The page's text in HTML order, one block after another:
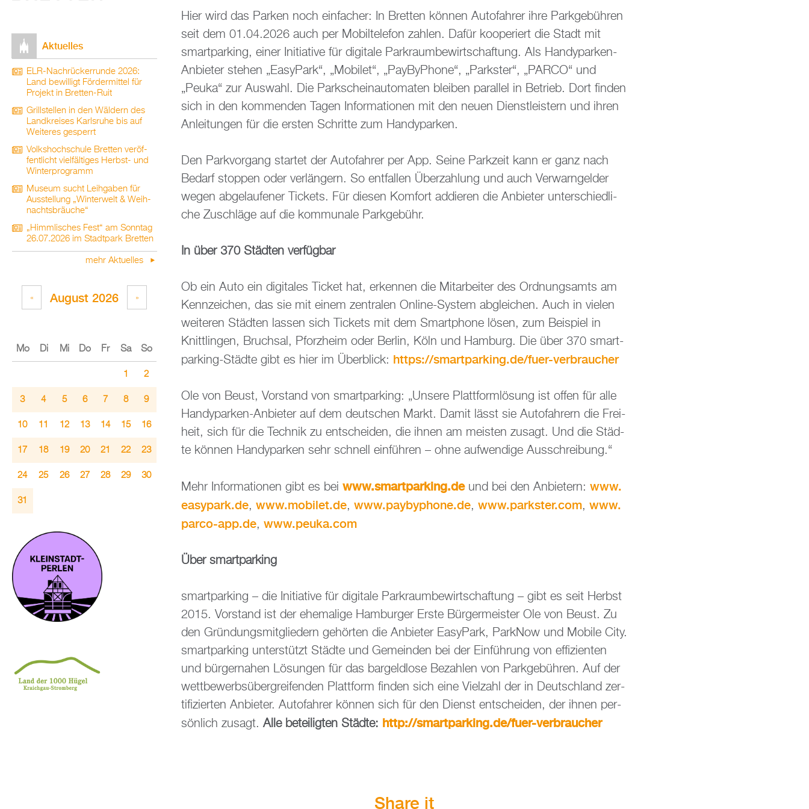
Hier wird das Par­ken noch ein­fa­cher: In Brett­en kön­nen Au­to­fah­rer ihre Park­ge­büh­ren
seit dem 01.04.2026 auch per Mo­bil­te­le­fon zah­len. Dafür ko­ope­riert die Stadt mit
smart­par­king, einer In­itia­ti­ve für di­gi­ta­le Park­raum­be­wirt­schaf­tung. Als Han­dy­par­ken-
An­bie­ter ste­hen „Ea­sy­Park“, „Mo­bi­let“, „Pa­y­By­Pho­ne“, „Parks­ter“, „PARCO“ und
„Peuka“ zur Aus­wahl. Die Park­schein­au­to­ma­ten blei­ben par­al­lel in Be­trieb. Dort fin­den
sich in den kom­men­den Tagen In­for­ma­tio­nen mit den neuen Dienst­leis­tern und ihren
An­lei­tun­gen für die ers­ten Schrit­te zum Han­dy­par­ken.
Den Park­vor­gang star­tet der Au­to­fah­rer per App. Seine Park­zeit kann er ganz nach
Be­darf stop­pen oder ver­län­gern. So ent­fal­len Über­zah­lung und auch Ver­warn­gel­der
wegen ab­ge­lau­fe­ner Ti­ckets. Für die­sen Kom­fort ad­die­ren die An­bie­ter un­ter­schied­li­
che Zu­schlä­ge auf die kom­mu­na­le Park­ge­bühr.
In über 370 Städ­ten ver­füg­bar
Ob ein Auto ein di­gi­ta­les Ti­cket hat, er­ken­nen die Mit­ar­bei­ter des Ord­nungs­amts am
Kenn­zei­chen, das sie mit einem zen­tra­len On­line-Sys­tem ab­glei­chen. Auch in vie­len
wei­te­ren Städ­ten las­sen sich Ti­ckets mit dem Smart­pho­ne lösen, zum Bei­spiel in
Knitt­lin­gen, Bruch­sal, Pforz­heim oder Ber­lin, Köln und Ham­burg. Die über 370 smart­
par­king-Städ­te gibt es hier im Über­blick: https://​sma​rtpa​rkin​g.​de/​fuer-​verbraucher
Ole von Beust, Vor­stand von smart­par­king: „Un­se­re Platt­form­lö­sung ist offen für alle
Han­dy­par­ken-An­bie­ter auf dem deut­schen Markt. Damit lässt sie Au­to­fah­rern die Frei­
heit, sich für die Tech­nik zu ent­schei­den, die ihnen am meis­ten zu­sagt. Und die Städ­
te kön­nen Han­dy­par­ken sehr schnell ein­füh­ren – ohne auf­wen­di­ge Aus­schrei­bung.“
Mehr In­for­ma­tio­nen gibt es bei www.​sma​rtpa​rkin​g.​deund bei den An­bie­tern: www.​
easypark.​de, www.​mobilet.​de, www.​paybyphone.​de, www.​parkster.​com, www.​
parco-​app.​de, www.​peuka.​com
Über smart­par­king
smart­par­king – die In­itia­ti­ve für di­gi­ta­le Park­raum­be­wirt­schaf­tung – gibt es seit Herbst
2015. Vor­stand ist der ehe­ma­li­ge Ham­bur­ger Erste Bür­ger­meis­ter Ole von Beust. Zu
den Grün­dungs­mit­glie­dern ge­hör­ten die An­bie­ter Ea­sy­Park, Par­kNow und Mo­bi­le City.
smart­par­king un­ter­stützt Städ­te und Ge­mein­den bei der Ein­füh­rung von ef­fi­zi­en­ten
und bür­ger­na­hen Lö­sun­gen für das bar­geld­lo­se Be­zah­len von Park­ge­büh­ren. Auf der
wett­be­werbs­über­grei­fen­den Platt­form fin­den sich eine Viel­zahl der in Deutsch­land zer­
ti­fi­zier­ten An­bie­ter. Au­to­fah­rer kön­nen sich für den Dienst ent­schei­den, der ihnen per­
sön­lich zu­sagt.Alle be­tei­lig­ten Städ­te: http://​sma​rtpa​rkin​g.​de/​fuer-​verbraucher
Share it
Ak­tu­el­les
ELR-Nach­rü­ck­er­run­de 2026:
Land be­wil­ligt För­der­mit­tel für
Pro­jekt in Brett­en-Ruit
Grill­stel­len in den Wäl­dern des
Land­krei­ses Karls­ru­he bis auf
Wei­te­res ge­sperrt
Volks­hoch­schu­le Brett­en ver­öf­
fent­licht viel­fäl­ti­ges Herbst- und
Win­ter­pro­gramm
Mu­se­um sucht Leih­ga­ben für
Aus­stel­lung „Win­ter­welt & Weih­
nachts­bräu­che“
„Himm­li­sches Fest“ am Sonn­tag
26.07.2026 im Stadt­park Brett­en
mehr Ak­tu­el­les
Au­gust 2026
« »
Mo Di Mi Do Fr Sa So
1 2
3 4 5 6 7 8 9
10 11 12 13 14 15 16
17 18 19 20 21 22 23
24 25 26 27 28 29 30
31